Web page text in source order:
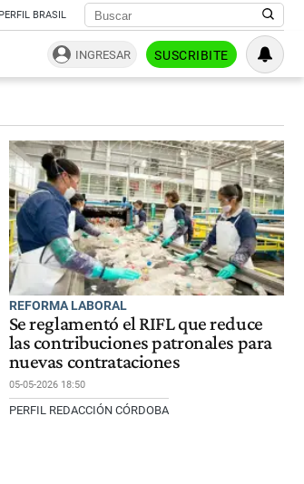
PERFIL BRASIL
INGRESAR SUSCRIBITE
REFORMA LABORAL
Se reglamentó el RIFL que reduce
las contribuciones patronales para
nuevas contrataciones
05-05-2026 18:50
PERFIL REDACCIÓN CÓRDOBA